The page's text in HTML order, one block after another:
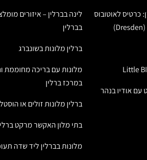
כרטיס לאוטובוס
עם אודיו בנהר
לינה בברלין – איזורים
בברלין
ברלין מלונות בשונברג
מלונות עם בריכה מחוממת
במרכז ברלין
ברלין מלונות זולים או
בתי מלון האקשר מרקט
מלונות בברלין ליד שדה